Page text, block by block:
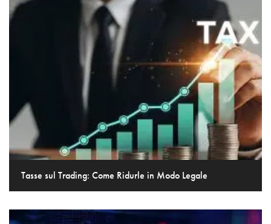
Tasse sul Trading: Come Ridurle in Modo Legale